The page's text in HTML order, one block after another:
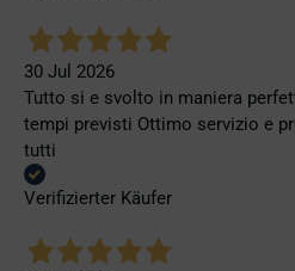
30 Jul 2026
Tutto si e svolto in maniera
tempi previsti Ottimo servizio e
tutti
Verifizierter Käufer